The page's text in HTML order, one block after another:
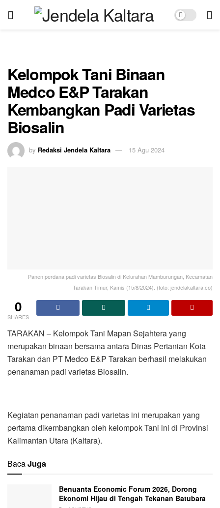
Kelompok Tani Binaan
Medco E&P Tarakan
Kembangkan Padi Varietas
Biosalin
by Redaksi Jendela Kaltara 15 Agu 2024
Panen perdana padi varietas Biosalin di Kelurahan Mamburungan, Kecamatan
Tarakan Timur, Kamis (15/8/2024). (foto: jendelakaltara.co)
0
SHARES
TARAKAN – Kelompok Tani Mapan Sejahtera yang
merupakan binaan bersama antara Dinas Pertanian Kota
Tarakan dan PT Medco E&P Tarakan berhasil melakukan
penanaman padi varietas Biosalin.
Kegiatan penanaman padi varietas ini merupakan yang
pertama dikembangkan oleh kelompok Tani ini di Provinsi
Kalimantan Utara (Kaltara).
BacaJuga
Benuanta Economic Forum 2026, Dorong
Ekonomi Hijau di Tengah Tekanan Batubara